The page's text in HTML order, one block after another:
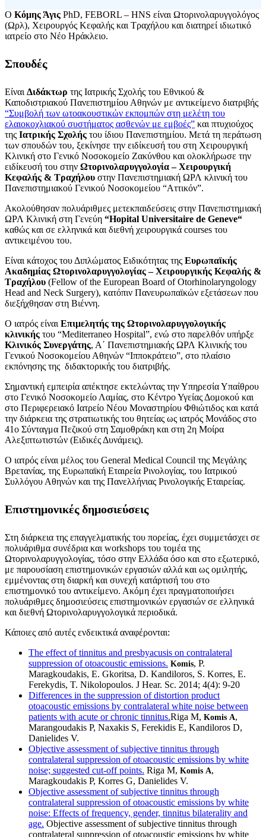
Ο Κόμης Άγις PhD, FEBORL – HNS είναι Ωτορινολαρυγγολόγος
(Ωρλ), Χειρουργός Κεφαλής και Τραχήλου και διατηρεί ιδιωτικό
ιατρείο στο Νέο Ηράκλειο.
Σπουδές
Είναι Διδάκτωρ της Ιατρικής Σχολής του Εθνικού &
Καποδιστριακού Πανεπιστημίου Αθηνών με αντικείμενο διατριβής
“Συμβολή των ωτοακουστικών εκπομπών στη μελέτη του
ελαιοκοχλιακού συστήματος ασθενών με εμβοές” και πτυχιούχος
της Ιατρικής Σχολής του ίδιου Πανεπιστημίου. Μετά τη περάτωση
των σπουδών του, ξεκίνησε την ειδίκευσή του στη Χειρουργική
Κλινική στο Γενικό Νοσοκομείο Ζακύνθου και ολοκλήρωσε την
ειδίκευσή του στην Ωτορινολαρυγγολογία – Χειρουργική
Κεφαλής & Τραχήλου στην Πανεπιστημιακή ΩΡΛ κλινική του
Πανεπιστημιακού Γενικού Νοσοκομείου “Αττικόν”.
Ακολούθησαν πολυάριθμες μετεκπαιδεύσεις στην Πανεπιστημιακή
ΩΡΛ Κλινική στη Γενεύη “Hopital Universitaire de Geneve“
καθώς και σε ελληνικά και διεθνή χειρουργικά courses του
αντικειμένου του.
Είναι κάτοχος του Διπλώματος Ειδικότητας της Ευρωπαϊκής
Ακαδημίας Ωτορινολαρυγγολογίας – Χειρουργικής Κεφαλής &
Τραχήλου (Fellow of the European Board of Otorhinolaryngology
Head and Neck Surgery), κατόπιν Πανευρωπαϊκών εξετάσεων που
διεξήχθησαν στη Βιέννη.
Ο ιατρός είναι Επιμελητής της Ωτορινολαρυγγολογικής
κλινικής του “Mediterraneo Hospital”, ενώ στο παρελθόν υπήρξε
Κλινικός Συνεργάτης, Α΄ Πανεπιστημιακής ΩΡΛ Κλινικής του
Γενικού Νοσοκομείου Αθηνών “Ιπποκράτειο”, στο πλαίσιο
εκπόνησης της διδακτορικής του διατριβής.
Σημαντική εμπειρία απέκτησε εκτελώντας την Υπηρεσία Υπαίθρου
στο Γενικό Νοσοκομείο Λαμίας, στο Κέντρο Υγείας Δομοκού και
στο Περιφερειακό Ιατρείο Νέου Μοναστηρίου Φθιώτιδος και κατά
την διάρκεια της στρατιωτικής του θητείας ως ιατρός Μονάδος στο
41ο Σύνταγμα Πεζικού στη Σαμοθράκη και στη 2η Μοίρα
Αλεξιπτωτιστών (Ειδικές Δυνάμεις).
Ο ιατρός είναι μέλος του General Medical Council της Μεγάλης
Βρετανίας, της Ευρωπαϊκή Εταιρεία Ρινολογίας, του Ιατρικού
Συλλόγου Αθηνών και της Πανελλήνιας Ρινολογικής Εταιρείας.
Επιστημονικές δημοσιεύσεις
Στη διάρκεια της επαγγελματικής του πορείας, έχει συμμετάσχει σε
πολυάριθμα συνέδρια και workshops του τομέα της
Ωτορινολαρυγγολογίας, τόσο στην Ελλάδα όσο και στο εξωτερικό,
με παρουσίαση επιστημονικών εργασιών αλλά και ως ομιλητής,
εμμένοντας στη διαρκή και συνεχή κατάρτισή του στο
επιστημονικό του αντικείμενο. Ακόμη έχει πραγματοποιήσει
πολυάριθμες δημοσιεύσεις επιστημονικών εργασιών σε ελληνικά
και διεθνή Ωτορινολαρυγγολογικά περιοδικά.
Κάποιες από αυτές ενδεικτικά αναφέρονται:
The effect of tinnitus and presbyacusis on contralateral
suppression of otoacoustic emissions. Komis, P.
Maragkoudakis, E. Gkoritsa, D. Kandiloros, S. Korres, E.
Ferekydis, T. Nikolopoulos. J Hear. Sc. 2014; 4(4): 9-20
Differences in the suppression of distortion product
otoacoustic emissions by contralateral white noise between
patients with acute or chronic tinnitus.Riga M, Komis A,
Marangoudakis P, Naxakis S, Ferekidis E, Kandiloros D,
Danielides V.
Objective assessment of subjective tinnitus through
contralateral suppression of otoacoustic emissions by white
noise; suggested cut-off points. Riga M, Komis A,
Maragkoudakis P, Korres G, Danielides V.
Objective assessment of subjective tinnitus through
contralateral suppression of otoacoustic emissions by white
noise: Effects of frequency, gender, tinnitus bilaterality and
age. Objective assessment of subjective tinnitus through
contralateral suppression of otoacoustic emissions by white